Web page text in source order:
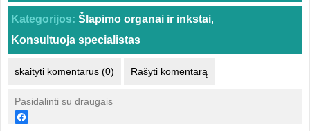
Kategorijos: Šlapimo organai ir inkstai,
Konsultuoja specialistas
skaityti komentarus (0) Rašyti komentarą
Pasidalinti su draugais